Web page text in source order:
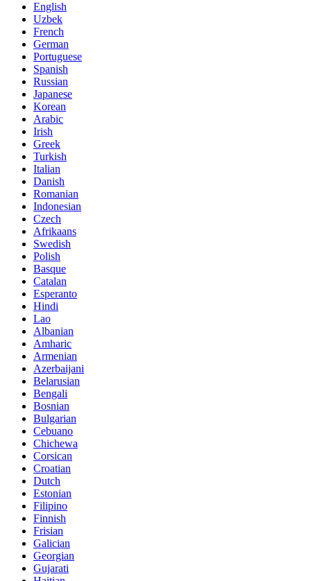
English
Uzbek
French
German
Portuguese
Spanish
Russian
Japanese
Korean
Arabic
Irish
Greek
Turkish
Italian
Danish
Romanian
Indonesian
Czech
Afrikaans
Swedish
Polish
Basque
Catalan
Esperanto
Hindi
Lao
Albanian
Amharic
Armenian
Azerbaijani
Belarusian
Bengali
Bosnian
Bulgarian
Cebuano
Chichewa
Corsican
Croatian
Dutch
Estonian
Filipino
Finnish
Frisian
Galician
Georgian
Gujarati